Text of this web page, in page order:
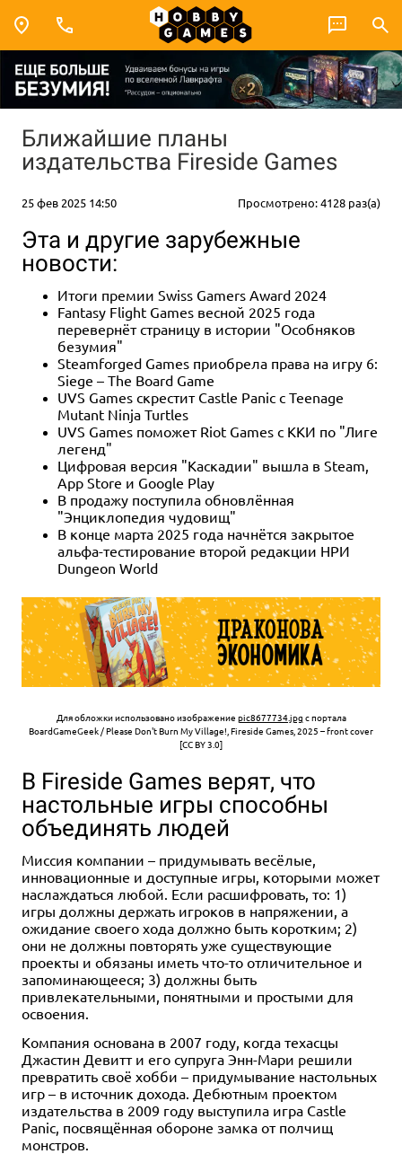
Ближайшие планы
издательства Fireside Games
25 фев 2025 14:50 Просмотрено: 4128 раз(а)
Эта и другие зарубежные
новости:
Итоги премии Swiss Gamers Award 2024
Fantasy Flight Games весной 2025 года
перевернёт страницу в истории "Особняков
безумия"
Steamforged Games приобрела права на игру 6:
Siege – The Board Game
UVS Games скрестит Castle Panic с Teenage
Mutant Ninja Turtles
UVS Games поможет Riot Games с ККИ по "Лиге
легенд"
Цифровая версия "Каскадии" вышла в Steam,
App Store и Google Play
В продажу поступила обновлённая
"Энциклопедия чудовищ"
В конце марта 2025 года начнётся закрытое
альфа-тестирование второй редакции НРИ
Dungeon World
Для обложки использовано изображение pic8677734.jpg с портала
BoardGameGeek / Please Don't Burn My Village!, Fireside Games, 2025 – front cover
[CC BY 3.0]
В Fireside Games верят, что
настольные игры способны
объединять людей
Миссия компании – придумывать весёлые,
инновационные и доступные игры, которыми может
наслаждаться любой. Если расшифровать, то: 1)
игры должны держать игроков в напряжении, а
ожидание своего хода должно быть коротким; 2)
они не должны повторять уже существующие
проекты и обязаны иметь что-то отличительное и
запоминающееся; 3) должны быть
привлекательными, понятными и простыми для
освоения.
Компания основана в 2007 году, когда техасцы
Джастин Девитт и его супруга Энн-Мари решили
превратить своё хобби – придумывание настольных
игр – в источник дохода. Дебютным проектом
издательства в 2009 году выступила игра Castle
Panic, посвящённая обороне замка от полчищ
монстров.